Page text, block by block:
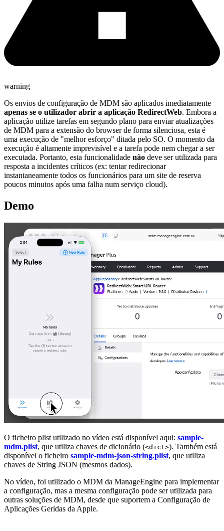
warning
Os envios de configuração de MDM são aplicados imediatamente
apenas se o utilizador abrir a aplicação RedirectWeb. Embora a
aplicação utilize tarefas em segundo plano para enviar atualizações
de MDM para a extensão do browser de forma silenciosa, esta é
uma execução de "melhor esforço" ditada pelo SO. O momento da
execução é altamente imprevisível e a tarefa pode nem chegar a ser
executada. Portanto, esta funcionalidade não deve ser utilizada para
resposta a incidentes críticos (ex: tentar redirecionar
instantaneamente todos os funcionários para um site de reserva
poucos minutos após uma falha num serviço cloud).
Demo
O ficheiro plist utilizado no vídeo está disponível aqui: sample-
mdm.plist, que utiliza chaves de dicionário (<dict>). Também está
disponível o ficheiro sample-mdm-json-string.plist, que utiliza
chaves de String JSON (mesmos dados).
No vídeo, foi utilizado o MDM da ManageEngine para implementar
a configuração, mas a mesma configuração pode ser utilizada para
outras soluções de MDM, desde que suportem a Configuração de
Aplicações Geridas da Apple.